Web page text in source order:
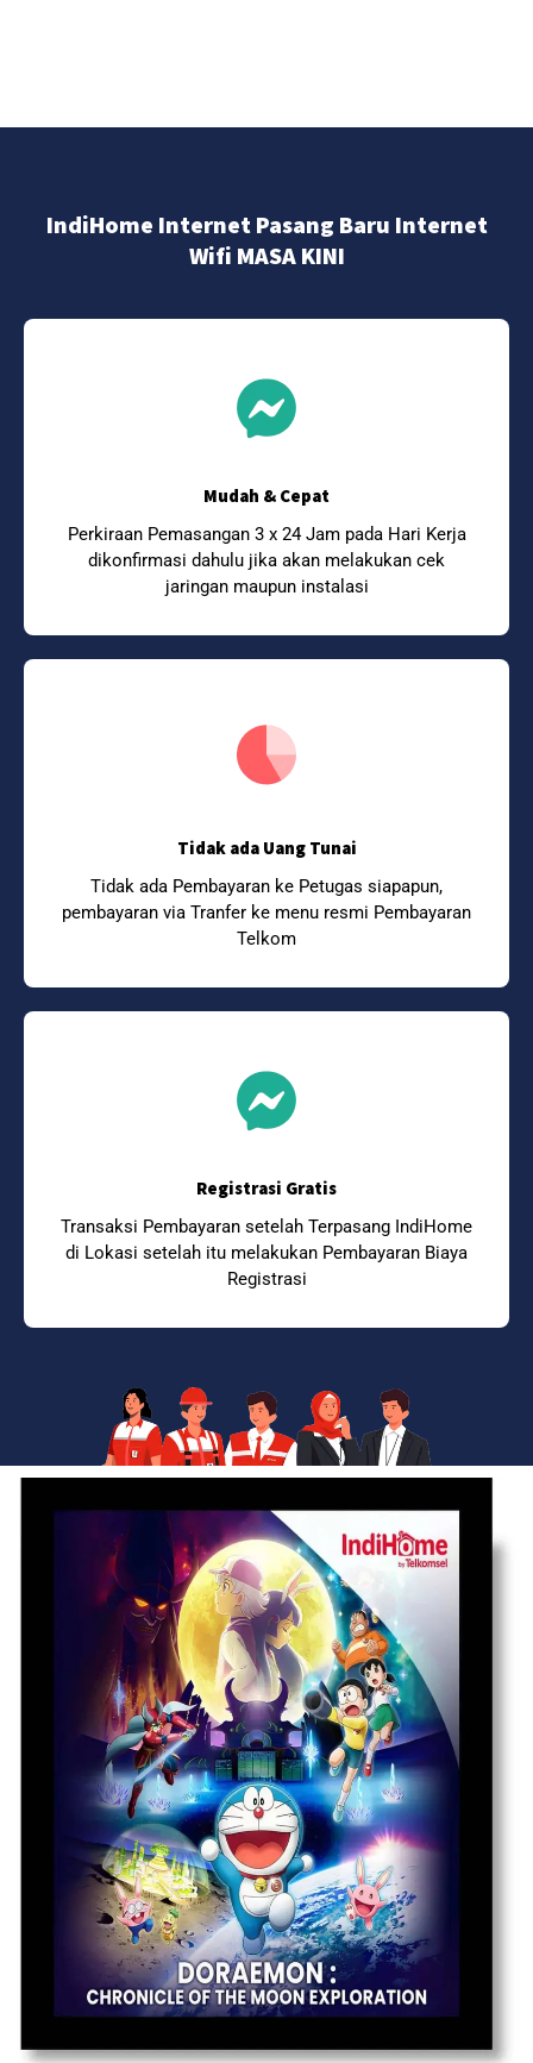
IndiHome Internet Pasang Baru Internet
Wifi MASA KINI
Mudah & Cepat
Perkiraan Pemasangan 3 x 24 Jam pada Hari Kerja
dikonfirmasi dahulu jika akan melakukan cek
jaringan maupun instalasi
Tidak ada Uang Tunai
Tidak ada Pembayaran ke Petugas siapapun,
pembayaran via Tranfer ke menu resmi Pembayaran
Telkom
Registrasi Gratis
Transaksi Pembayaran setelah Terpasang IndiHome
di Lokasi setelah itu melakukan Pembayaran Biaya
Registrasi